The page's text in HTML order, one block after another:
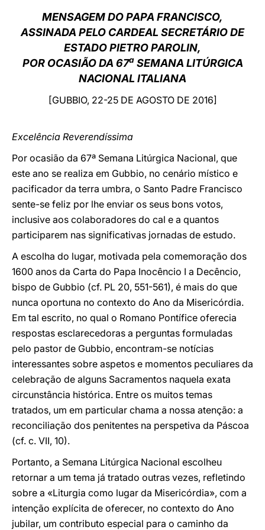
中文
LATINE
MENSAGEM DO PAPA FRANCISCO,
ASSINADA PELO CARDEAL SECRETÁRIO DE
ESTADOPIETRO PAROLIN,
POR OCASIÃO DA 67aSEMANA LITÚRGICA
NACIONAL ITALIANA
[GUBBIO, 22-25 DE AGOSTO DE 2016]
Excelência Reverendíssima
Por ocasião da 67ª Semana Litúrgica Nacional, que
este ano se realiza em Gubbio, no cenário místico e
pacificador da terra umbra, o Santo Padre Francisco
sente-se feliz por lhe enviar os seus bons votos,
inclusive aos colaboradores do cal e a quantos
participarem nas significativas jornadas de estudo.
A escolha do lugar, motivada pela comemoração dos
1600 anos da Carta do Papa Inocêncio I a Decêncio,
bispo de Gubbio (cf. PL 20, 551-561), é mais do que
nunca oportuna no contexto do Ano da Misericórdia.
Em tal escrito, no qual o Romano Pontífice oferecia
respostas esclarecedoras a perguntas formuladas
pelo pastor de Gubbio, encontram-se notícias
interessantes sobre aspetos e momentos peculiares da
celebração de alguns Sacramentos naquela exata
circunstância histórica. Entre os muitos temas
tratados, um em particular chama a nossa atenção: a
reconciliação dos penitentes na perspetiva da Páscoa
(cf. c. VII, 10).
Portanto, a Semana Litúrgica Nacional escolheu
retornar a um tema já tratado outras vezes, refletindo
sobre a «Liturgia como lugar da Misericórdia», com a
intenção explícita de oferecer, no contexto do Ano
jubilar, um contributo especial para o caminho da